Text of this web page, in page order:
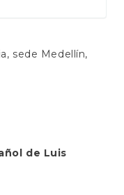
sede Medellín,
de Luis